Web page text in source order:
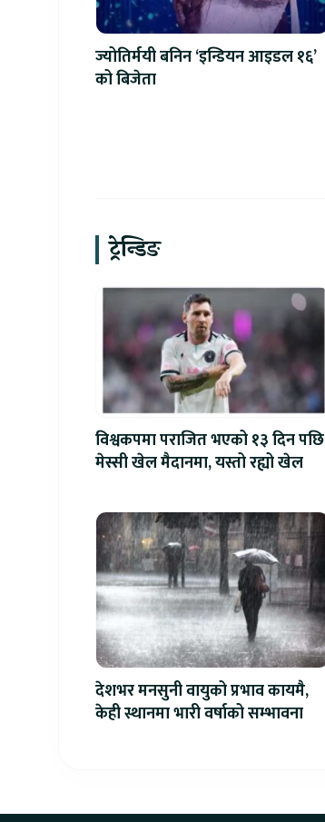
ज्योतिर्मयी बनिन ‘इन्डियन आइडल १६’
को बिजेता
ट्रेन्डिङ
विश्वकपमा पराजित भएको १३ दिन पछि
मेस्सी खेल मैदानमा, यस्तो रह्यो खेल
देशभर मनसुनी वायुको प्रभाव कायमै,
केही स्थानमा भारी वर्षाको सम्भावना